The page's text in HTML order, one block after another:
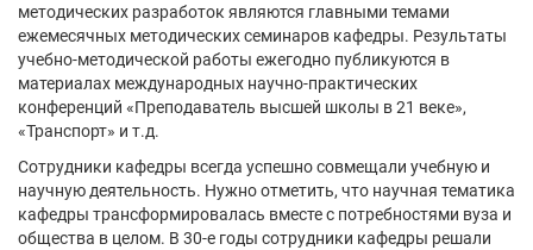
методических разработок являются главными темами
ежемесячных методических семинаров кафедры. Результаты
учебно-методической работы ежегодно публикуются в
материалах международных научно-практических
конференций «Преподаватель высшей школы в 21 веке»,
«Транспорт» и т.д.
Сотрудники кафедры всегда успешно совмещали учебную и
научную деятельность. Нужно отметить, что научная тематика
кафедры трансформировалась вместе с потребностями вуза и
общества в целом. В 30-е годы сотрудники кафедры решали